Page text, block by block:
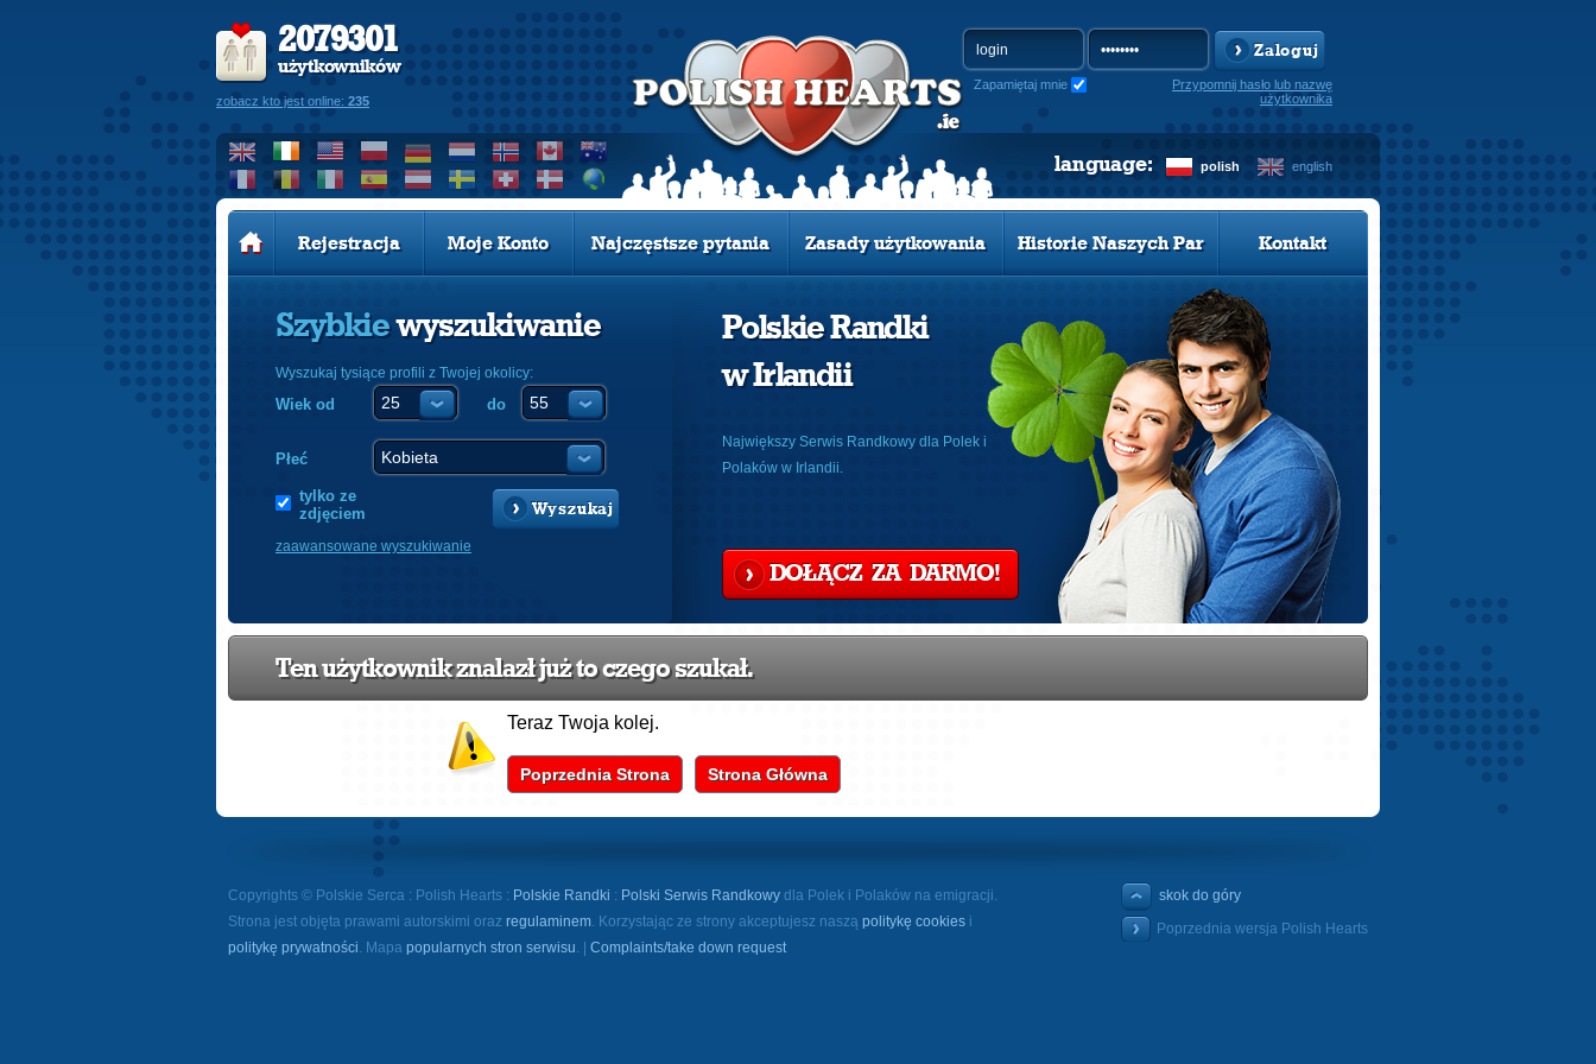
2079301
użytkowników
zobacz kto jest online: 235
Zaloguj
Zapamiętaj mnie
Przypomnij hasło lub nazwę
użytkownika
polish english
language:
Rejestracja Moje Konto Najczęstsze pytania Zasady użytkowania Historie Naszych Par Kontakt
Szybkiewyszukiwanie
Wyszukaj tysiące profili z Twojej okolicy:
Wiek od do
Płeć
tylko ze
zdjęciem
Wyszukaj
zaawansowane wyszukiwanie
Polskie Randki
w Irlandii
Największy Serwis Randkowy dla Polek i
Polaków w Irlandii.
DOŁĄCZ ZA DARMO!
Ten użytkownik znalazł już to czego szukał.
Teraz Twoja kolej.
Poprzednia Strona Strona Główna
Copyrights © Polskie Serca : Polish Hearts : Polskie Randki : Polski Serwis Randkowy dla Polek i Polaków na emigracji.
Strona jest objęta prawami autorskimi oraz regulaminem. Korzystając ze strony akceptujesz naszą politykę cookies i
politykę prywatności. Mapa popularnych stron serwisu. | Complaints/take down request
skok do góry
Poprzednia wersja Polish Hearts